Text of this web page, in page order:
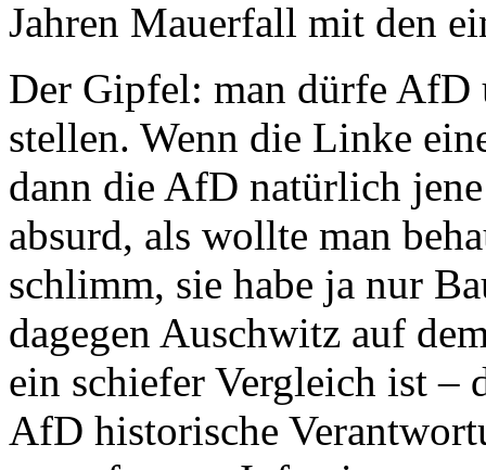
Jahren Mauerfall mit den
Der Gipfel: man dürfe
stellen. Wenn die Linke
dann die AfD natürlich
absurd, als wollte man
schlimm, sie habe ja nur
dagegen Auschwitz auf
ein schiefer Vergleich ist –
AfD historische